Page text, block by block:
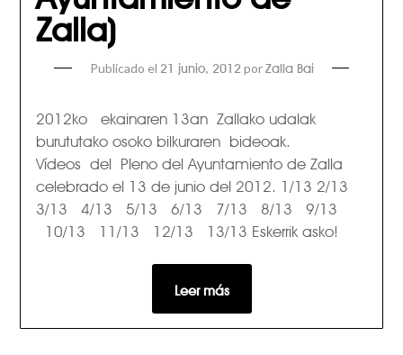
Zalla)
Publicado el 21 junio, 2012 por Zalla Bai
2012ko ekainaren 13an Zallako udalak
burututako osoko bilkuraren bideoak.
Vídeos del Pleno del Ayuntamiento de Zalla
celebrado el 13 de junio del 2012. 1/13 2/13
3/13 4/13 5/13 6/13 7/13 8/13 9/13
10/13 11/13 12/13 13/13 Eskerrik asko!
Leer más